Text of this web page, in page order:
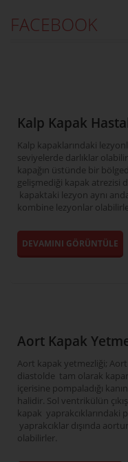
FACEBOOK
Kalp Kapak
Kalp kapaklarındaki
seviyelerde darlıklar
kapağın üstünde bir
gelişmediği kapak atrezisi
kapaktaki lezyon aynı
kombine lezyonlar
DEVAMINI GÖRÜNTÜLE
Aort Kapak
Aort kapak yetmezliği; Aort
diastolde tam olarak
içerisine pompaladığı
halidir. Sol ventrikülün
kapak yaprakcıklarındaki
yaprakcıklar dışında
olabilirler.